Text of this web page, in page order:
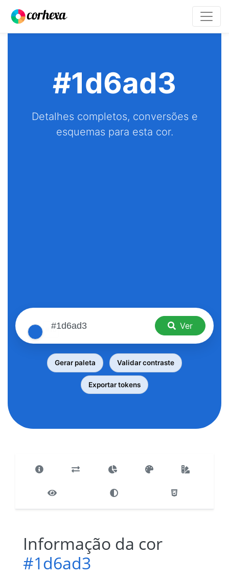
#1d6ad3
Detalhes completos, conversões e
esquemas para esta cor.
Ver
Gerar paleta Validar contraste
Exportar tokens
Informação da cor
#1d6ad3